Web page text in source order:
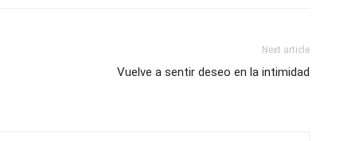
Next article
Vuelve a sentir deseo en la intimidad